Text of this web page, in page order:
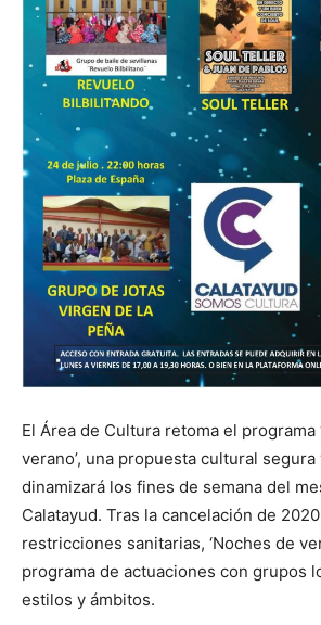
El Área de Cultura retoma el programa
verano’, una propuesta cultural
dinamizará los fines de semana del
Calatayud. Tras la cancelación de
restricciones sanitarias, ‘Noches de
programa de actuaciones con grupos
estilos y ámbitos.